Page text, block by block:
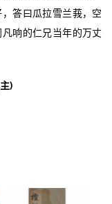
答曰瓜拉雪兰莪，空
响的仁兄当年的万丈
)